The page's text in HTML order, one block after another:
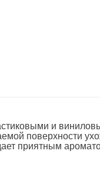
и
поверхности
приятным